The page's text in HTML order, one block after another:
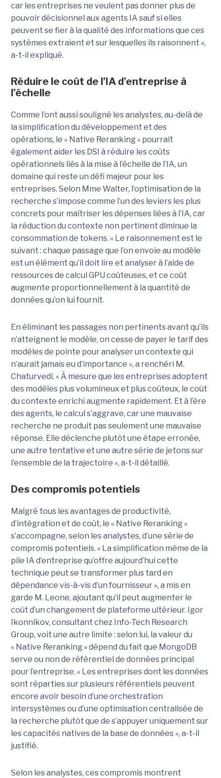
car les entreprises ne veulent pas donner plus de
pouvoir décisionnel aux agents IA sauf si elles
peuvent se fier à la qualité des informations que ces
systèmes extraient et sur lesquelles ils raisonnent »,
a-t-il expliqué.
Réduire le coût de l’IA d’entreprise à
l’échelle
Comme l’ont aussi souligné les analystes, au-delà de
la simplification du développement et des
opérations, le « Native Reranking » pourrait
également aider les DSI à réduire les coûts
opérationnels liés à la mise à l’échelle de l’IA, un
domaine qui reste un défi majeur pour les
entreprises. Selon Mme Walter, l’optimisation de la
recherche s’impose comme l’un des leviers les plus
concrets pour maîtriser les dépenses liées à l’IA, car
la réduction du contexte non pertinent diminue la
consommation de tokens. « Le raisonnement est le
suivant : chaque passage que l’on envoie au modèle
est un élément qu’il doit lire et analyser à l’aide de
ressources de calcul GPU coûteuses, et ce coût
augmente proportionnellement à la quantité de
données qu’on lui fournit.
En éliminant les passages non pertinents avant qu’ils
n’atteignent le modèle, on cesse de payer le tarif des
modèles de pointe pour analyser un contexte qui
n’aurait jamais eu d’importance », a renchéri M.
Chaturvedi. « À mesure que les entreprises adoptent
des modèles plus volumineux et plus coûteux, le coût
du contexte enrichi augmente rapidement. Et à l’ère
des agents, le calcul s’aggrave, car une mauvaise
recherche ne produit pas seulement une mauvaise
réponse. Elle déclenche plutôt une étape erronée,
une autre tentative et une autre série de jetons sur
l’ensemble de la trajectoire », a-t-il détaillé.
Des compromis potentiels
Malgré tous les avantages de productivité,
d’intégration et de coût, le « Native Reranking »
s’accompagne, selon les analystes, d’une série de
compromis potentiels. « La simplification même de la
pile IA d’entreprise qu’offre aujourd’hui cette
technique peut se transformer plus tard en
dépendance vis-à-vis d’un fournisseur », a mis en
garde M. Leone, ajoutant qu’il peut augmenter le
coût d’un changement de plateforme ultérieur. Igor
Ikonnikov, consultant chez Info-Tech Research
Group, voit une autre limite : selon lui, la valeur du
« Native Reranking » dépend du fait que MongoDB
serve ou non de référentiel de données principal
pour l’entreprise. « Les entreprises dont les données
sont réparties sur plusieurs référentiels peuvent
encore avoir besoin d’une orchestration
intersystèmes ou d’une optimisation centralisée de
la recherche plutôt que de s’appuyer uniquement sur
les capacités natives de la base de données », a-t-il
justifié.
Selon les analystes, ces compromis montrent